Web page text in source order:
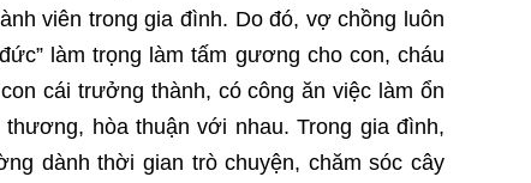
viên trong gia đình. Do đó, vợ chồng luôn
làm trọng làm tấm gương cho con, cháu
cái trưởng thành, có công ăn việc làm ổn
hòa thuận với nhau. Trong gia đình,
dành thời gian trò chuyện, chăm sóc cây